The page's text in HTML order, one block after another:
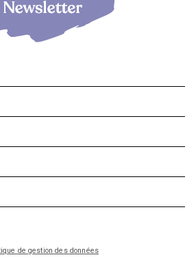
de gestion des données